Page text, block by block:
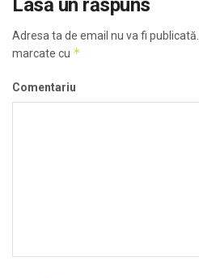
Lasă un răspuns
Adresa ta de email nu va fi publicată.
marcate cu *
Comentariu